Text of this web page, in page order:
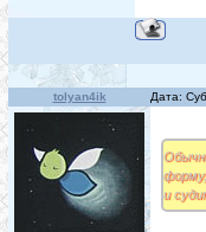
tolyan4ik Дата:
и